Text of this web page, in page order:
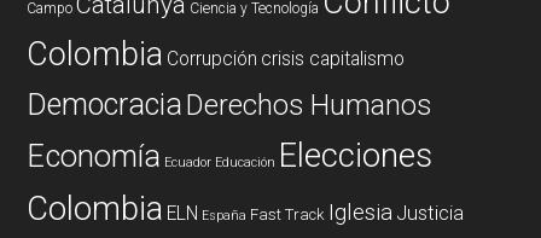
Campo Ciencia y Tecnología
Colombia Corrupción crisis capitalismo
DemocraciaDerechos Humanos
Economía Ecuador Educación Elecciones
Colombia ELN España Fast Track Iglesia Justicia